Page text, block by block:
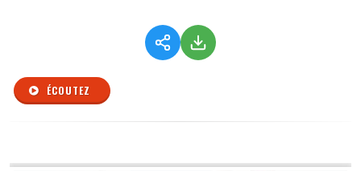
ÉCOUTEZ